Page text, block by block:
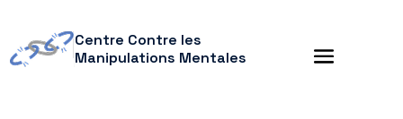
Centre Contre les
Manipulations Mentales